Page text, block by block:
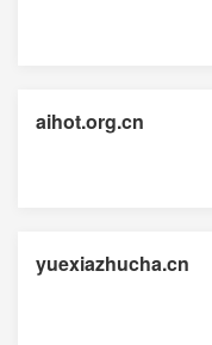
aihot.org.cn
yuexiazhucha.cn